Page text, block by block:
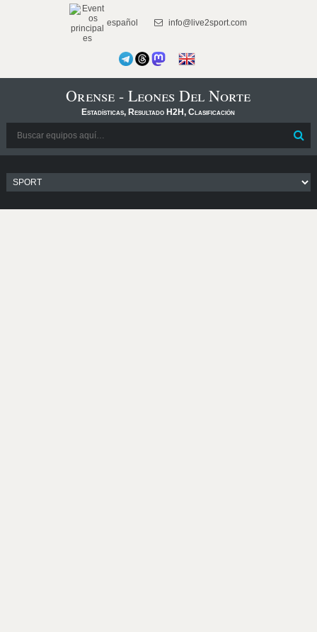
español info@live2sport.com
Orense - Leones Del Norte
Estadísticas, Resultado H2H, Clasificación